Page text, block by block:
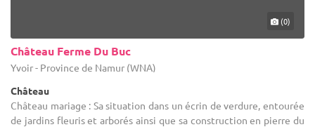
(0)
Château Ferme Du Buc
Yvoir - Province de Namur (WNA)
Château
Château mariage : Sa situation dans un écrin de verdure, entourée
de jardins fleuris et arborés ainsi que sa construction en pierre du